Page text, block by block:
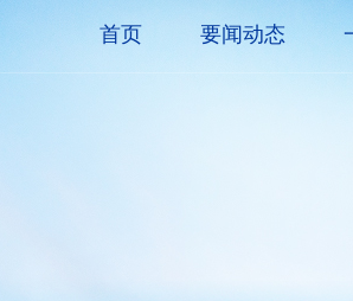
首页 要闻动态